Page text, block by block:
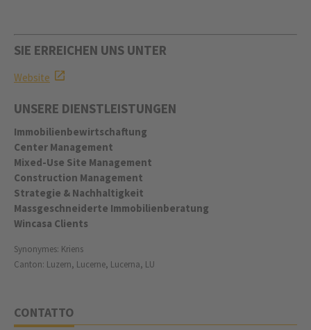
SIE ERREICHEN UNS UNTER
Website
UNSERE DIENSTLEISTUNGEN
Immobilienbewirtschaftung
Center Management
Mixed-Use Site Management
Construction Management
Strategie & Nachhaltigkeit
Massgeschneiderte Immobilienberatung
Wincasa Clients
Synonymes: Kriens
Canton: Luzern, Lucerne, Lucerna, LU
CONTATTO